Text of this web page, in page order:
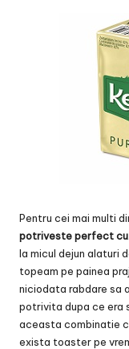
Pentru cei mai multi
potriveste perfect
la micul dejun alaturi
topeam pe painea
niciodata rabdare sa
potrivita dupa ce era
aceasta combinatie
exista toaster pe